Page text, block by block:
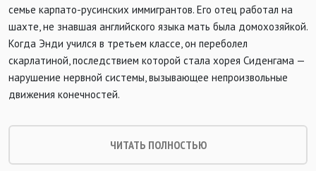
семье карпато-русинских иммигрантов. Его отец работал на
шахте, не знавшая английского языка мать была домохозяйкой.
Когда Энди учился в третьем классе, он переболел
скарлатиной, последствием которой стала хорея Сиденгама —
нарушение нервной системы, вызывающее непроизвольные
движения конечностей.
ЧИТАТЬ ПОЛНОСТЬЮ